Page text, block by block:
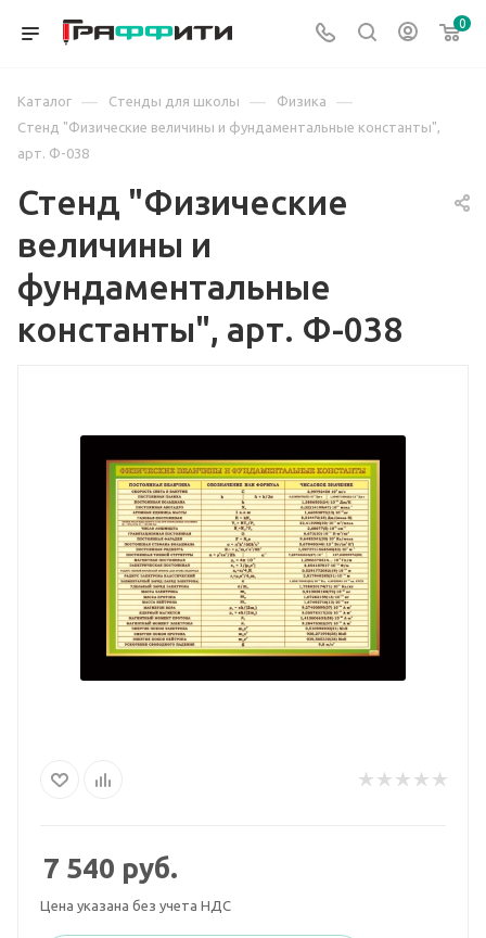
0
Каталог — Стенды для школы — Физика —
Стенд "Физические величины и фундаментальные константы",
арт. Ф-038
Стенд "Физические
величины и
фундаментальные
константы", арт. Ф-038
7 540 руб.
Цена указана без учета НДС